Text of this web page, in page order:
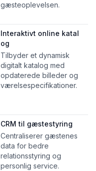
gæsteoplevelsen.
Interaktivt online katal
og
Tilbyder et dynamisk
digitalt katalog med
opdaterede billeder og
værelsespecifikationer.
CRM til gæstestyring
Centraliserer gæstenes
data for bedre
relationsstyring og
personlig service.